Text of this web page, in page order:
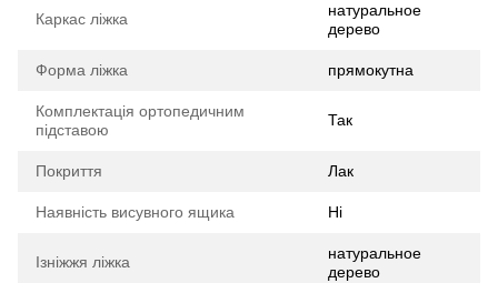
Каркас ліжка
натуральное
дерево
Форма ліжка прямокутна
Комплектація ортопедичним
підставою
Так
Покриття Лак
Наявність висувного ящика Ні
Ізніжжя ліжка
натуральное
дерево